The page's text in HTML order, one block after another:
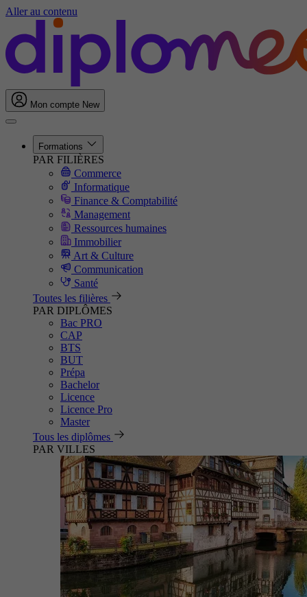
Aller au contenu
Mon compte New
Formations
PAR FILIÈRES
Commerce
Informatique
Finance & Comptabilité
Management
Ressources humaines
Immobilier
Art & Culture
Communication
Santé
Toutes les filières
PAR DIPLÔMES
Bac PRO
CAP
BTS
BUT
Prépa
Bachelor
Licence
Licence Pro
Master
Tous les diplômes
PAR VILLES